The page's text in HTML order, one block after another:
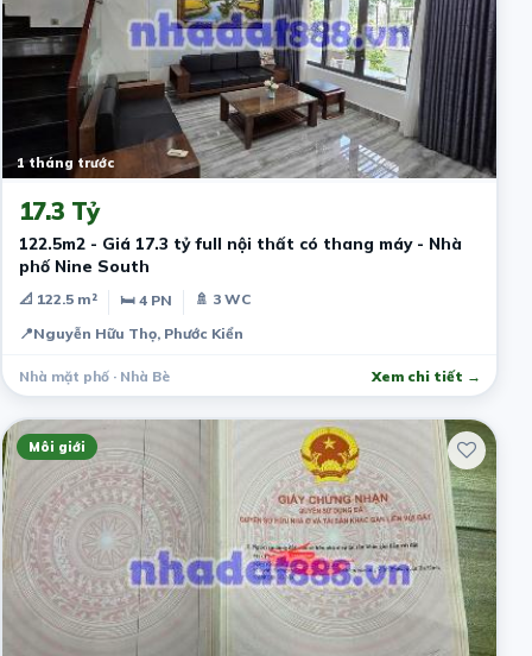
1 tháng trước
17.3 Tỷ
122.5m2 - Giá 17.3 tỷ full nội thất có thang máy - Nhà
phố Nine South
📐 122.5 m² 🛏 4 PN
🚿 3 WC
📍Nguyễn Hữu Thọ, Phước Kiển
Nhà mặt phố · Nhà Bè Xem chi tiết →
Môi giới